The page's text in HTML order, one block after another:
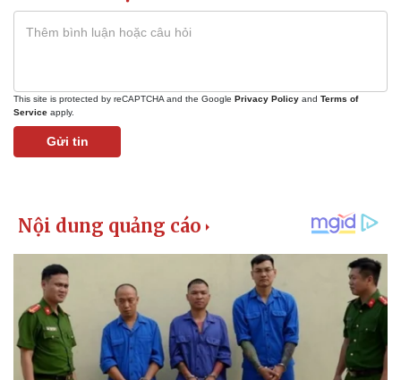
This site is protected by reCAPTCHA and the Google Privacy Policy and Terms of
Service apply.
Gửi tin